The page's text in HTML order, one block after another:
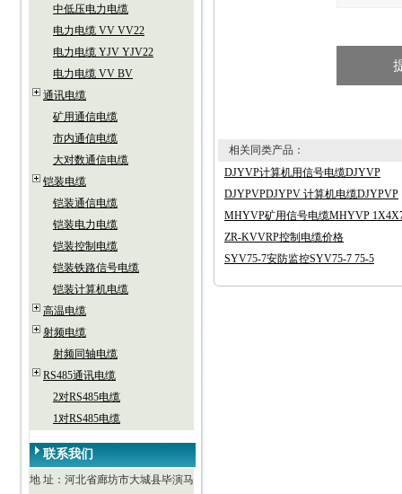
中低压电力电缆
电力电缆 VV VV22
电力电缆 YJV YJV22
电力电缆 VV BV
通讯电缆
矿用通信电缆
市内通信电缆
大对数通信电缆
铠装电缆
铠装通信电缆
铠装电力电缆
铠装控制电缆
铠装铁路信号电缆
铠装计算机电缆
高温电缆
射频电缆
射频同轴电缆
RS485通讯电缆
2对RS485电缆
1对RS485电缆
联系我们
地 址：河北省廊坊市大城县毕演马
相关同类产品：
DJYVP计算机用信号电缆DJYVP
DJYPVPDJYPV 计算机电缆DJYPVP
MHYVP矿用信号电缆MHYVP
ZR-KVVRP控制电缆价格
SYV75-7安防监控SYV75-7 75-5